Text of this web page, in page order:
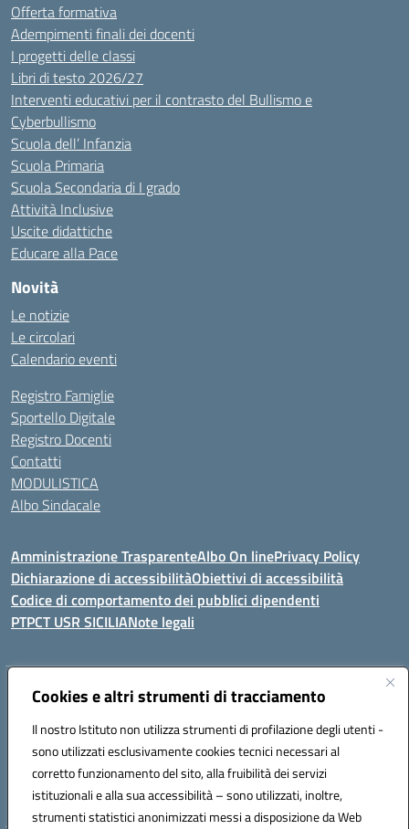
Cookies e altri strumenti di tracciamento
Il nostro Istituto non utilizza strumenti di profilazione degli utenti -
sono utilizzati esclusivamente cookies tecnici necessari al
corretto funzionamento del sito, alla fruibilità dei servizi
istituzionali e alla sua accessibilità – sono utilizzati, inoltre,
strumenti statistici anonimizzati messi a disposizione da Web
Offerta formativa
Adempimenti finali dei docenti
I progetti delle classi
Libri di testo 2026/27
Interventi educativi per il contrasto del Bullismo e
Cyberbullismo
Scuola dell’ Infanzia
Scuola Primaria
Scuola Secondaria di I grado
Attività Inclusive
Uscite didattiche
Educare alla Pace
Novità
Le notizie
Le circolari
Calendario eventi
Registro Famiglie
Sportello Digitale
Registro Docenti
Contatti
MODULISTICA
Albo Sindacale
Amministrazione TrasparenteAlbo On linePrivacy Policy
Dichiarazione di accessibilitàObiettivi di accessibilità
Codice di comportamento dei pubblici dipendenti
PTPCT USR SICILIANote legali
Indirizzo:Via Enrico Fermi, 4 - Cefalù
Posta elettronica certificata (PEC):PAIC8AJ008@pec.istruzione.it
Codice fiscale: 82000590826
Codice meccanografico: PAIC8AJ008